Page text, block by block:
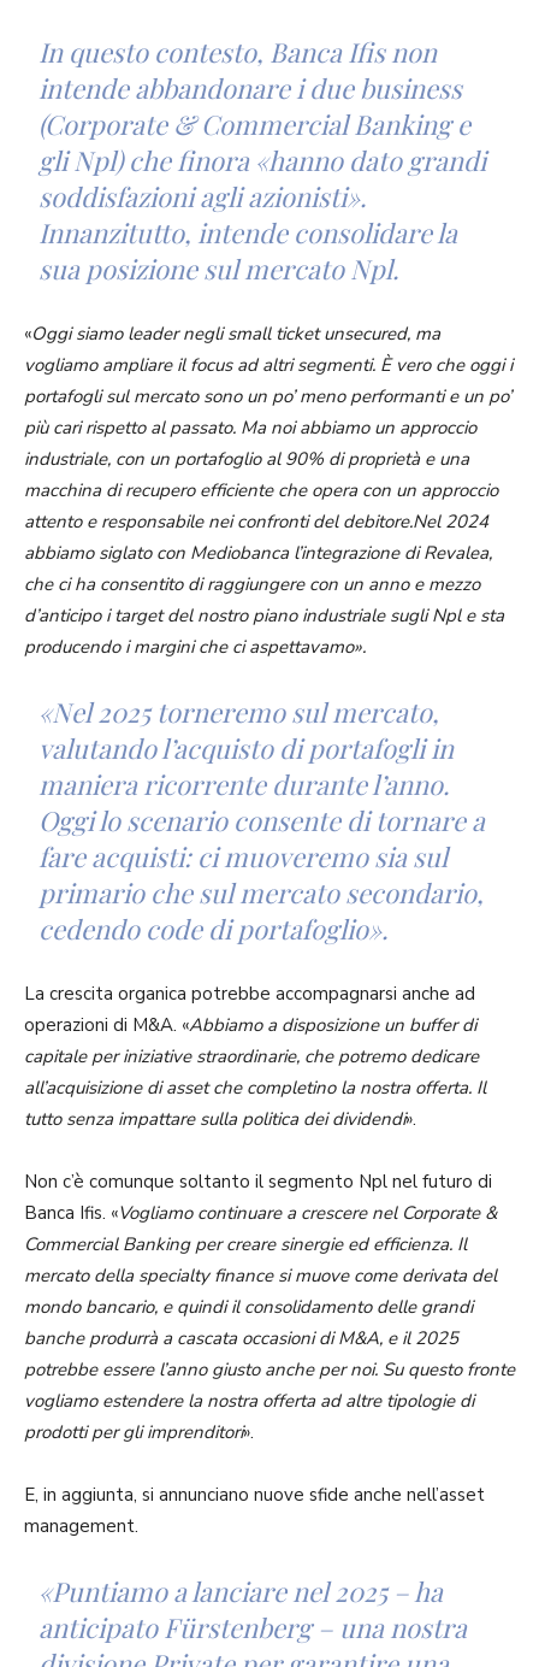
In questo contesto, Banca Ifis non
intende abbandonare i due business
(Corporate & Commercial Bankinge
gli Npl) che finora «hanno dato grandi
soddisfazioni agli azionisti».
Innanzitutto, intende consolidare la
sua posizione sul mercato Npl.
«Oggi siamo leader negli small ticket unsecured, ma
vogliamo ampliare il focus ad altri segmenti. È vero che oggi i
portafogli sul mercato sono un po’ meno performanti e un po’
più cari rispetto al passato. Ma noi abbiamo un approccio
industriale, con un portafoglio al 90% di proprietà e una
macchina di recupero efficiente che opera con un approccio
attento e responsabile nei confronti del debitore.Nel 2024
abbiamo siglato con Mediobanca l’integrazione di Revalea,
che ci ha consentito di raggiungere con un anno e mezzo
d’anticipo i target del nostro piano industriale sugli Npl e sta
producendo i margini che ci aspettavamo».
«Nel 2025 torneremo sul mercato,
valutando l’acquisto di portafogli in
maniera ricorrente durante l’anno.
Oggi lo scenario consente di tornare a
fare acquisti: ci muoveremo sia sul
primario che sul mercato secondario,
cedendo code di portafoglio».
La crescita organica potrebbe accompagnarsi anche ad
operazioni di M&A. «Abbiamo a disposizione un buffer di
capitale per iniziative straordinarie, che potremo dedicare
all’acquisizione di asset che completino la nostra offerta. Il
tutto senza impattare sulla politica dei dividendi».
Non c’è comunque soltanto il segmento Npl nel futuro di
Banca Ifis. «Vogliamo continuare a crescere nel Corporate &
Commercial Banking per creare sinergie ed efficienza. Il
mercato della specialty finance si muove come derivata del
mondo bancario, e quindi il consolidamento delle grandi
banche produrrà a cascata occasioni di M&A, e il 2025
potrebbe essere l’anno giusto anche per noi. Su questo fronte
vogliamo estendere la nostra offerta ad altre tipologie di
prodotti per gli imprenditori».
E, in aggiunta, si annunciano nuove sfide anche nell’asset
management.
«Puntiamo a lanciare nel 2025– ha
anticipato Fürstenberg – una nostra